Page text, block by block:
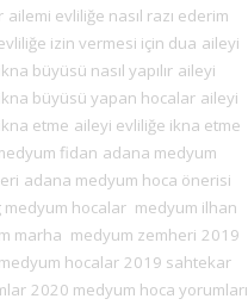
ailemi evliliğe nasıl razı ederim
izin vermesi için dua aileyi
büyüsü nasıl yapılır aileyi
büyüsü yapan hocalar aileyi
etme aileyi evliliğe ikna etme
fidan adana medyum
adana medyum hoca önerisi
medyum hocalar medyum ilhan
marha medyum zemheri 2019
hocalar 2019 sahtekar
2020 medyum hoca yorumları